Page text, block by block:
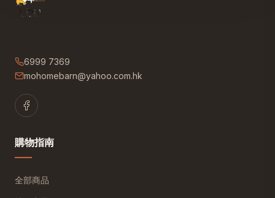
6999 7369
mohomebarn@yahoo.com.hk
購物指南
全部商品